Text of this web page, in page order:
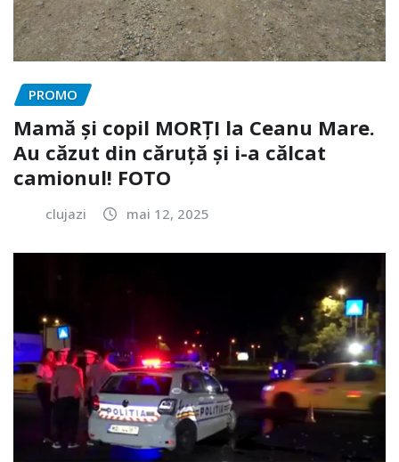
PROMO
Mamă și copil MORȚI la Ceanu Mare.
Au căzut din căruță și i-a călcat
camionul! FOTO
clujazi mai 12, 2025